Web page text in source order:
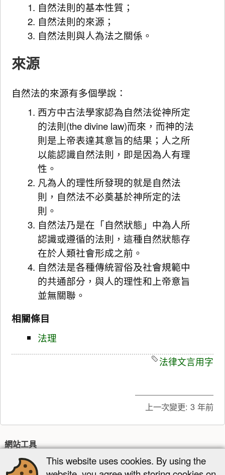
自然法則的基本性質；
自然法則的來源；
自然法則與人為法之關係。
來源
自然法的來源有多個學說：
西方中古法學家認為自然法從神所定
的法則(the divine law)而來，而神的法
則是上帝表達其意旨的結果；人之所
以能認識自然法則，即是因為人有理
性。
凡為人的理性所發現的就是自然法
則，自然法不必奠基於神所定的法
則。
自然法乃是在「自然狀態」中為人所
認識或遵循的法則，這種自然狀態存
在於人類社會形成之前。
自然法是各種傳統習俗及社會規範中
的共通部分，與人的理性和上帝意旨
並無關聯。
相關條目
法理
法律文言用字
上一次變更: 3 年前
網站工具
最近更新 多媒體管理器 網站地圖
This website uses cookies. By using the